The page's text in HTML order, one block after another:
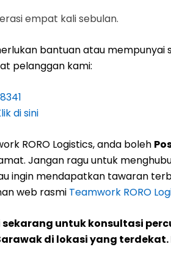
empat kali sebulan.
bantuan atau
pelanggan kami:
di sini
RORO Logistics, anda boleh
Jangan ragu untuk
ingin mendapatkan tawaran
web rasmi Teamwork RORO
untuk konsultasi
di lokasi yang